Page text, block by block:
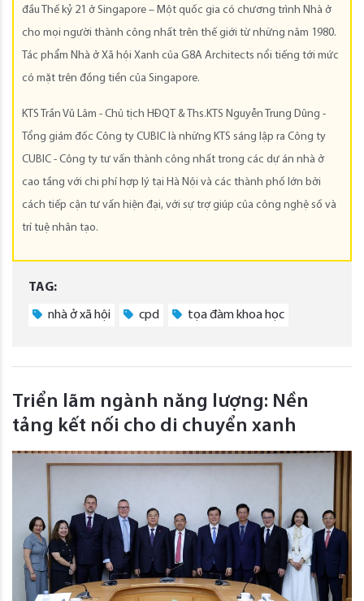
đầu Thế kỷ 21 ở Singapore – Một quốc gia có chương trình Nhà ở
cho mọi người thành công nhất trên thế giới từ những năm 1980.
Tác phẩm Nhà ở Xã hội Xanh của G8A Architects nổi tiếng tới mức
có mặt trên đồng tiền của Singapore.
KTS Trần Vũ Lâm - Chủ tịch HĐQT & Ths.KTS Nguyễn Trung Dũng -
Tổng giám đốc Công ty CUBIC là những KTS sáng lập ra Công ty
CUBIC - Công ty tư vấn thành công nhất trong các dự án nhà ở
cao tầng với chi phí hợp lý tại Hà Nội và các thành phố lớn bởi
cách tiếp cận tư vấn hiện đại, với sự trợ giúp của công nghệ số và
trí tuệ nhân tạo.
TAG:
nhà ở xã hội cpd tọa đàm khoa học
Triển lãm ngành năng lượng: Nền
tảng kết nối cho di chuyển xanh